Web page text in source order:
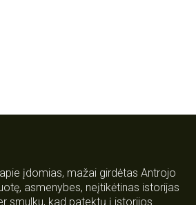
įdomias, mažai girdėtas Antrojo
asmenybes, neįtikėtinas istorijas
smulku, kad patektų į istorijos